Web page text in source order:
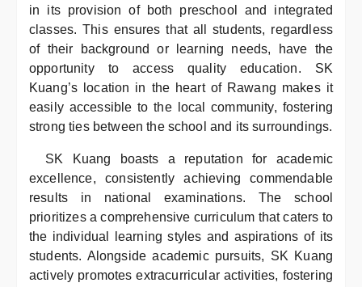
in its provision of both preschool and integrated
classes. This ensures that all students, regardless
of their background or learning needs, have the
opportunity to access quality education. SK
Kuang’s location in the heart of Rawang makes it
easily accessible to the local community, fostering
strong ties between the school and its surroundings.
SK Kuang boasts a reputation for academic
excellence, consistently achieving commendable
results in national examinations. The school
prioritizes a comprehensive curriculum that caters to
the individual learning styles and aspirations of its
students. Alongside academic pursuits, SK Kuang
actively promotes extracurricular activities, fostering